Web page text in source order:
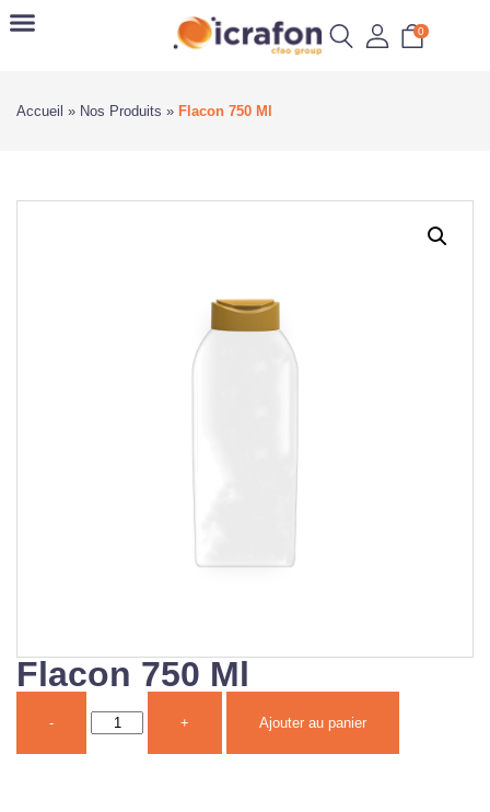
0
Accueil » Nos Produits » Flacon 750 Ml
Flacon 750 Ml
- + Ajouter au panier